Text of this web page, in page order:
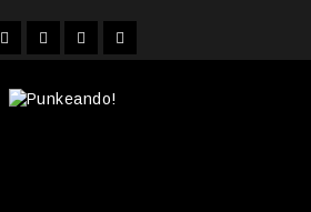
FacebookInstagram
YouTubeTwitter